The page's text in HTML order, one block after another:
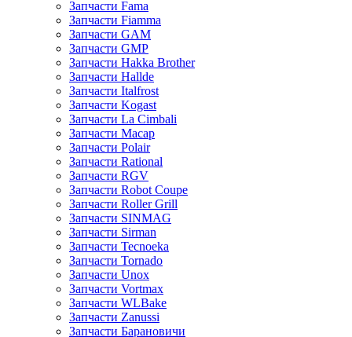
Запчасти Fama
Запчасти Fiamma
Запчасти GAM
Запчасти GMP
Запчасти Hakka Brother
Запчасти Hallde
Запчасти Italfrost
Запчасти Kogast
Запчасти La Cimbali
Запчасти Macap
Запчасти Polair
Запчасти Rational
Запчасти RGV
Запчасти Robot Coupe
Запчасти Roller Grill
Запчасти SINMAG
Запчасти Sirman
Запчасти Tecnoeka
Запчасти Tornado
Запчасти Unox
Запчасти Vortmax
Запчасти WLBake
Запчасти Zanussi
Запчасти Барановичи